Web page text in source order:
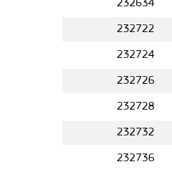
232634
232722
232724
232726
232728
232732
232736